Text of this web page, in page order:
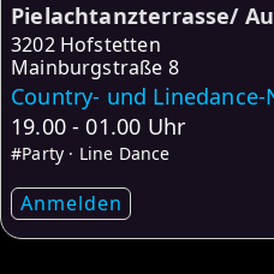
Pielachtanzterrasse/
3202 Hofstetten
Mainburgstraße 8
Country- und
19.00 - 01.00 Uhr
#Party · Line Dance
Anmelden